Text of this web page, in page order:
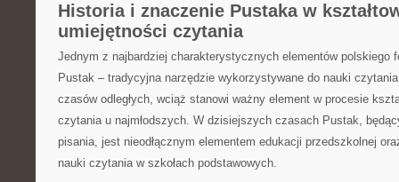
Historia i znaczenie Pustaka w
umiejętności czytania
Jednym ⁣z najbardziej charakterystycznych elementów​ polskiego
Pustak – tradycyjna narzędzie wykorzystywane do nauki
czasów odległych, ⁣wciąż​ stanowi ⁢ważny element w procesie
czytania u najmłodszych. W dzisiejszych czasach Pustak,
pisania, jest nieodłącznym elementem edukacji przedszkolnej
nauki czytania w szkołach podstawowych.